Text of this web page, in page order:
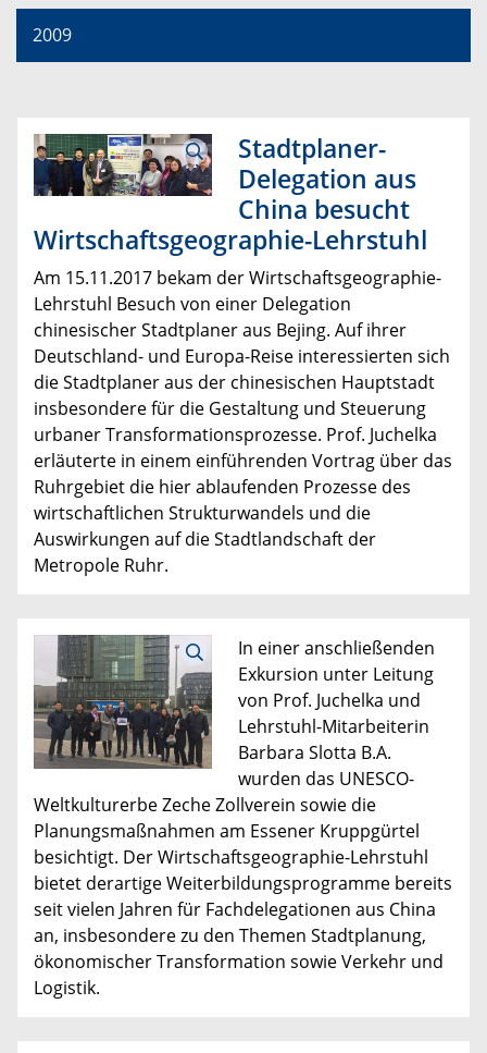
2009
Stadtplaner-
Delegation aus
China besucht
Wirtschaftsgeographie-Lehrstuhl
Am 15.11.2017 bekam der Wirtschaftsgeographie-
Lehrstuhl Besuch von einer Delegation
chinesischer Stadtplaner aus Bejing. Auf ihrer
Deutschland- und Europa-Reise interessierten sich
die Stadtplaner aus der chinesischen Hauptstadt
insbesondere für die Gestaltung und Steuerung
urbaner Transformationsprozesse. Prof. Juchelka
erläuterte in einem einführenden Vortrag über das
Ruhrgebiet die hier ablaufenden Prozesse des
wirtschaftlichen Strukturwandels und die
Auswirkungen auf die Stadtlandschaft der
Metropole Ruhr.
In einer anschließenden
Exkursion unter Leitung
von Prof. Juchelka und
Lehrstuhl-Mitarbeiterin
Barbara Slotta B.A.
wurden das UNESCO-
Weltkulturerbe Zeche Zollverein sowie die
Planungsmaßnahmen am Essener Kruppgürtel
besichtigt. Der Wirtschaftsgeographie-Lehrstuhl
bietet derartige Weiterbildungsprogramme bereits
seit vielen Jahren für Fachdelegationen aus China
an, insbesondere zu den Themen Stadtplanung,
ökonomischer Transformation sowie Verkehr und
Logistik.